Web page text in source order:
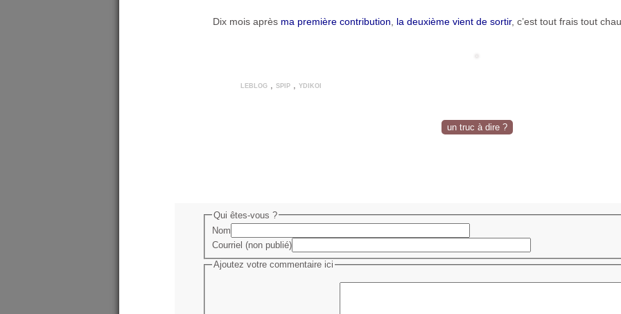
Dix mois après ma première contribution, la deuxième vient de sortir, c’est tout frais tout
leblog , spip , ydikoi
un truc à dire ?
Qui êtes-vous ?
Nom
Courriel (non publié)
Ajoutez votre commentaire ici